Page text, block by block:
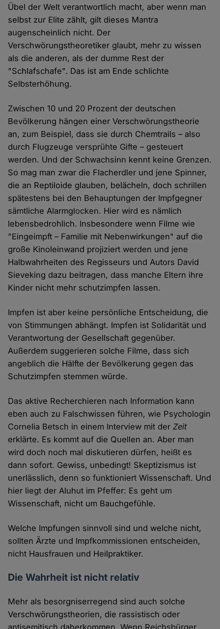
Übel der Welt verantwortlich macht, aber wenn man
selbst zur Elite zählt, gilt dieses Mantra
augenscheinlich nicht. Der
Verschwörungstheoretiker glaubt, mehr zu wissen
als die anderen, als der dumme Rest der
"Schlafschafe". Das ist am Ende schlichte
Selbsterhöhung.
Zwischen 10 und 20 Prozent der deutschen
Bevölkerung hängen einer Verschwörungstheorie
an, zum Beispiel, dass sie durch Chemtrails – also
durch Flugzeuge versprühte Gifte – gesteuert
werden. Und der Schwachsinn kennt keine Grenzen.
So mag man zwar die Flacherdler und jene Spinner,
die an Reptiloide glauben, belächeln, doch schrillen
spätestens bei den Behauptungen der Impfgegner
sämtliche Alarmglocken. Hier wird es nämlich
lebensbedrohlich. Insbesondere wenn Filme wie
"Eingeimpft – Familie mit Nebenwirkungen" auf die
große Kinoleinwand projiziert werden und jene
Halbwahrheiten des Regisseurs und Autors David
Sieveking dazu beitragen, dass manche Eltern ihre
Kinder nicht mehr schutzimpfen lassen.
Impfen ist aber keine persönliche Entscheidung, die
von Stimmungen abhängt. Impfen ist Solidarität und
Verantwortung der Gesellschaft gegenüber.
Außerdem suggerieren solche Filme, dass sich
angeblich die Hälfte der Bevölkerung gegen das
Schutzimpfen stemmen würde.
Das aktive Recherchieren nach Information kann
eben auch zu Falschwissen führen, wie Psychologin
Cornelia Betsch in einem Interview mit derZeit
erklärte. Es kommt auf die Quellen an. Aber man
wird doch noch mal diskutieren dürfen, heißt es
dann sofort. Gewiss, unbedingt! Skeptizismus ist
unerlässlich, denn so funktioniert Wissenschaft. Und
hier liegt der Aluhut im Pfeffer: Es geht um
Wissenschaft, nicht um Bauchgefühle.
Welche Impfungen sinnvoll sind und welche nicht,
sollten Ärzte und Impfkommissionen entscheiden,
nicht Hausfrauen und Heilpraktiker.
Die Wahrheit ist nicht relativ
Mehr als besorgniserregend sind auch solche
Verschwörungstheorien, die rassistisch oder